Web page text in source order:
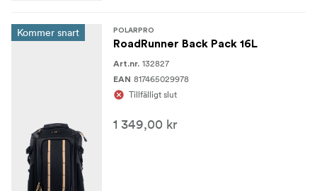
Kommer snart POLARPRO
RoadRunner Back Pack 16L
Art.nr. 132827
EAN 817465029978
Tillfälligt slut
1 349,00 kr